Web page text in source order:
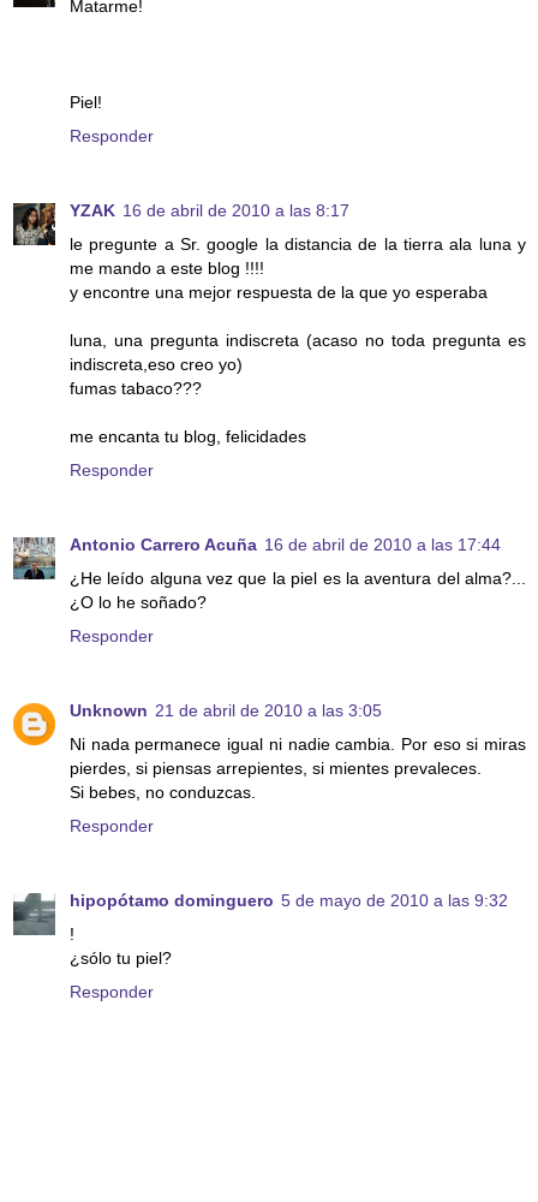
Matarme!
Piel!
Responder
YZAK 16 de abril de 2010 a las 8:17
le pregunte a Sr. google la distancia de la tierra ala luna y
me mando a este blog !!!!
y encontre una mejor respuesta de la que yo esperaba
luna, una pregunta indiscreta (acaso no toda pregunta es
indiscreta,eso creo yo)
fumas tabaco???
me encanta tu blog, felicidades
Responder
Antonio Carrero Acuña 16 de abril de 2010 a las 17:44
¿He leído alguna vez que la piel es la aventura del alma?...
¿O lo he soñado?
Responder
Unknown 21 de abril de 2010 a las 3:05
Ni nada permanece igual ni nadie cambia. Por eso si miras
pierdes, si piensas arrepientes, si mientes prevaleces.
Si bebes, no conduzcas.
Responder
hipopótamo dominguero 5 de mayo de 2010 a las 9:32
!
¿sólo tu piel?
Responder